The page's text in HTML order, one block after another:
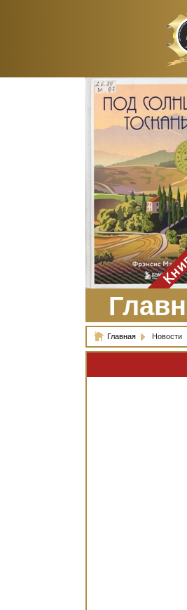
Здесь, в
итальянском доме,
испытала
радость
природой. Дом
для бабочек,
или всех, кто
влететь в одно
вылететь из
мы почти
дворе. Во мне
возродился
смысл моей
умение
настоящим и не
что даже нашлось
отполировать до
оконное стекло.
Заказать
Главная Новости